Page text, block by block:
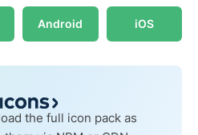
Android iOS
the full icon pack as